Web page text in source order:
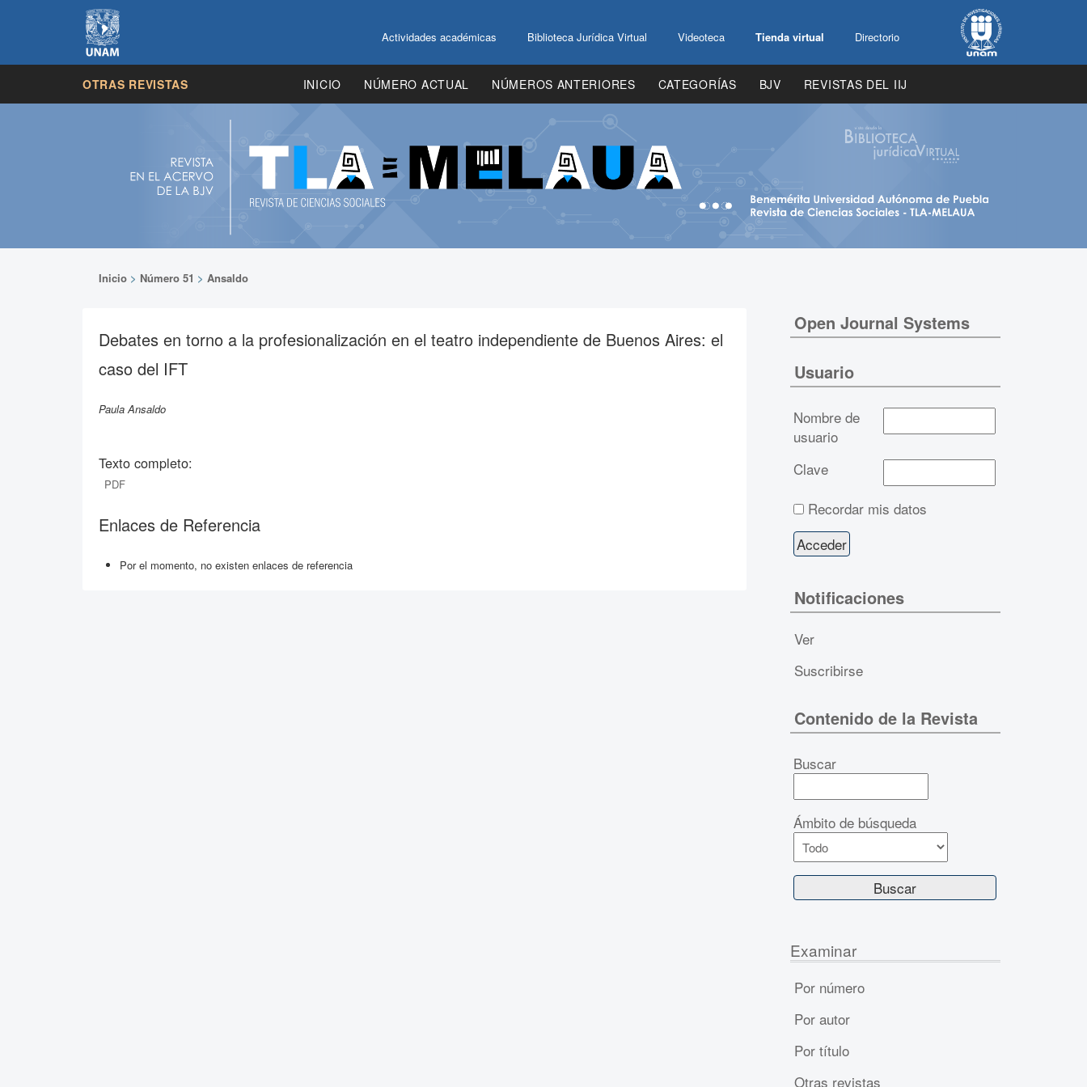
Actividades académicas Biblioteca Jurídica Virtual Videoteca Tienda virtual Directorio
OTRAS REVISTAS INICIO NÚMERO ACTUAL NÚMEROS ANTERIORES CATEGORÍAS BJV REVISTAS DEL IIJ
Inicio > Número 51 > Ansaldo
Debates en torno a la profesionalización en el teatro independiente de Buenos Aires: el
caso del IFT
Paula Ansaldo
Texto completo:
PDF
Enlaces de Referencia
Por el momento, no existen enlaces de referencia
Open Journal Systems
Usuario
Nombre de
usuario
Clave
Recordar mis datos
Notificaciones
Ver
Suscribirse
Contenido de la Revista
Buscar
Ámbito de búsqueda
Examinar
Por número
Por autor
Por título
Otras revistas